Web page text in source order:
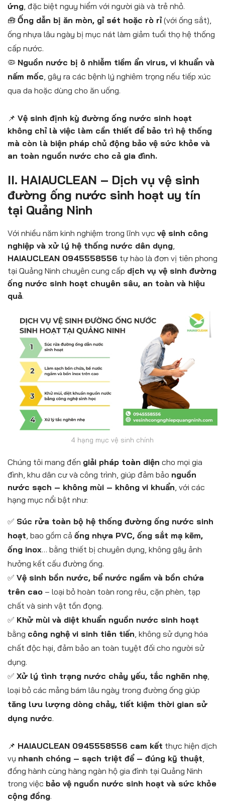
ứng , đặc biệt nguy hiểm với người già và trẻ nhỏ.
🧰 Ống dẫn bị ăn mòn, gỉ sét hoặc rò rỉ(với ống sắt),
ống nhựa lâu ngày bị mục nát làm giảm tuổi thọ hệ thống
cấp nước.
🦠 Nguồn nước bị ô nhiễm tiềm ẩn virus, vi khuẩn và
nấm mốc , gây ra các bệnh lý nghiêm trọng nếu tiếp xúc
qua da hoặc dùng cho ăn uống.
📌 Vệ sinh định kỳ đường ống nước sinh hoạt
không chỉ là việc làm cần thiết để bảo trì hệ thống
mà còn là biện pháp chủ động bảo vệ sức khỏe và
an toàn nguồn nước cho cả gia đình.
II. HAIAUCLEAN – Dịch vụ vệ sinh
đường ống nước sinh hoạt uy tín
tại Quảng Ninh
Với nhiều năm kinh nghiệm trong lĩnh vực vệ sinh công
nghiệp và xử lý hệ thống nước dân dụng,
HAIAUCLEAN 0945558556 tự hào là đơn vị tiên phong
tại Quảng Ninh chuyên cung cấp dịch vụ vệ sinh đường
ống nước sinh hoạt chuyên sâu, an toàn và hiệu
quả.
4 hạng mục vệ sinh chính
Chúng tôi mang đến giải pháp toàn diện cho mọi gia
đình, khu dân cư và công trình, giúp đảm bảo nguồn
nước sạch – không mùi – không vi khuẩn, với các
hạng mục nổi bật như:
✅ Súc rửa toàn bộ hệ thống đường ống nước sinh
hoạt, bao gồm cả ống nhựa PVC, ống sắt mạ kẽm,
ống inox… bằng thiết bị chuyên dụng, không gây ảnh
hưởng kết cấu đường ống.
✅ Vệ sinh bồn nước, bể nước ngầm và bồn chứa
trên cao – loại bỏ hoàn toàn rong rêu, cặn phèn, tạp
chất và sinh vật tồn đọng.
✅ Khử mùi và diệt khuẩn nguồn nước sinh hoạt
bằng công nghệ vi sinh tiên tiến, không sử dụng hóa
chất độc hại, đảm bảo an toàn tuyệt đối cho người sử
dụng.
✅ Xử lý tình trạng nước chảy yếu, tắc nghẽn nhẹ,
loại bỏ các mảng bám lâu ngày trong đường ống giúp
tăng lưu lượng dòng chảy, tiết kiệm thời gian sử
dụng nước.
📌 HAIAUCLEAN 0945558556 cam kết thực hiện dịch
vụ nhanh chóng – sạch triệt để – đúng kỹ thuật,
đồng hành cùng hàng ngàn hộ gia đình tại Quảng Ninh
trong việc bảo vệ nguồn nước sinh hoạt và sức khỏe
cộng đồng.